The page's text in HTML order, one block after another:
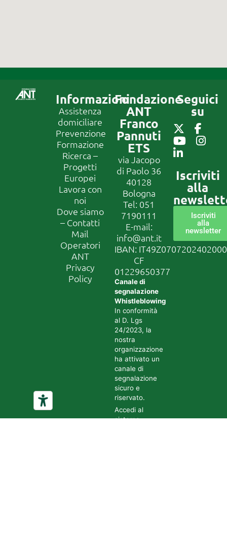
Informazioni
Assistenza
domiciliare
Prevenzione
Formazione
Ricerca –
Progetti
Europei
Lavora con
noi
Dove siamo
– Contatti
Mail
Operatori
ANT
Privacy
Policy
Fondazione
ANT
Franco
Pannuti
ETS
via Jacopo
di Paolo 36
40128
Bologna
Tel: 051
7190111
E-mail:
info@ant.it
IBAN:
CF
01229650377
Canale di
segnalazione
Whistleblowing
In conformità
al D. Lgs
24/2023, la
nostra
organizzazione
ha attivato un
canale di
segnalazione
sicuro e
riservato.
Accedi al
sistema
Seguici
su
Iscriviti
alla
Iscriviti
alla
newsletter